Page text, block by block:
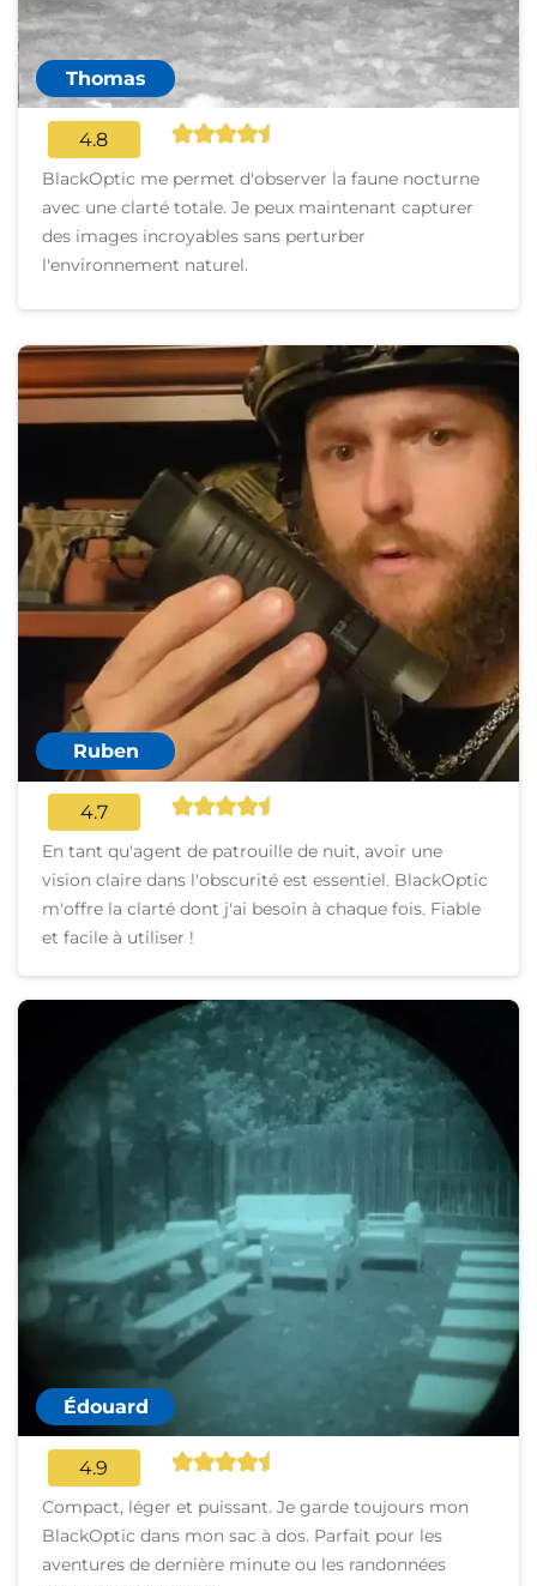
Thomas
4.8
BlackOptic me permet d'observer la faune nocturne
avec une clarté totale. Je peux maintenant capturer
des images incroyables sans perturber
l'environnement naturel.
Ruben
4.7
En tant qu'agent de patrouille de nuit, avoir une
vision claire dans l'obscurité est essentiel. BlackOptic
m'offre la clarté dont j'ai besoin à chaque fois. Fiable
et facile à utiliser !
Édouard
4.9
Compact, léger et puissant. Je garde toujours mon
BlackOptic dans mon sac à dos. Parfait pour les
aventures de dernière minute ou les randonnées